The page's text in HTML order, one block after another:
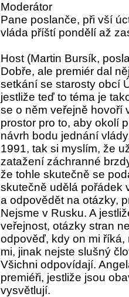
Moderátor
Pane poslanče, při vší
vláda příští pondělí až
Host (Martin Bursík,
Dobře, ale premiér dal
setkání se starosty obcí
jestliže teď to téma je
se o něm veřejně hovoří
prostor pro to, aby okolí
návrh bodu jednání
1991, tak si myslím, že
zatažení záchranné
že tohle skutečně se
skutečně udělá pořádek
a odpovědět na otázky,
Nejsme v Rusku. A
veřejnost, otázky stran
odpověď, kdy on mi
mi, jinak nejste slušný
Všichni odpovídají.
premiéři, jestliže jsou
vysvětlují.